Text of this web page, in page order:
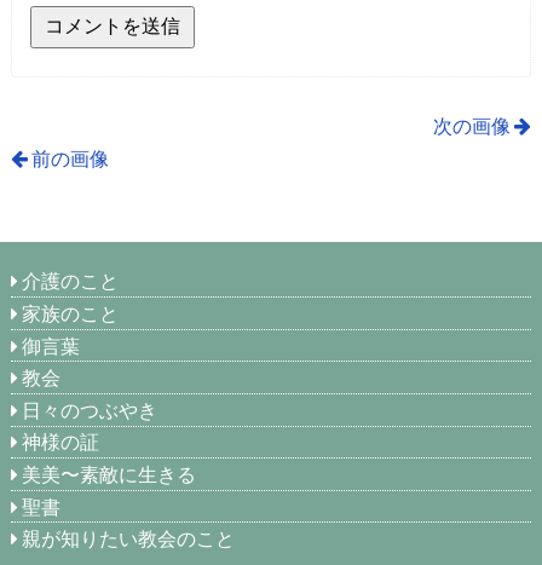
次の画像
前の画像
介護のこと
家族のこと
御言葉
教会
日々のつぶやき
神様の証
美美〜素敵に生きる
聖書
親が知りたい教会のこと